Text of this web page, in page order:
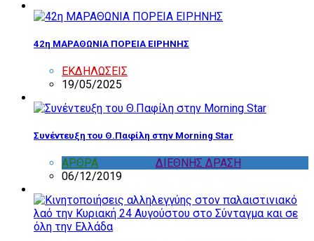
42η ΜΑΡΑΘΩΝΙΑ ΠΟΡΕΙΑ ΕΙΡΗΝΗΣ
ΕΚΔΗΛΩΣΕΙΣ
19/05/2025
Συνέντευξη του Θ.Παφίλη στην Morning Star
ΑΡΘΡΑ
ΔΙΕΘΝΗΣ ΔΡΑΣΗ
06/12/2019